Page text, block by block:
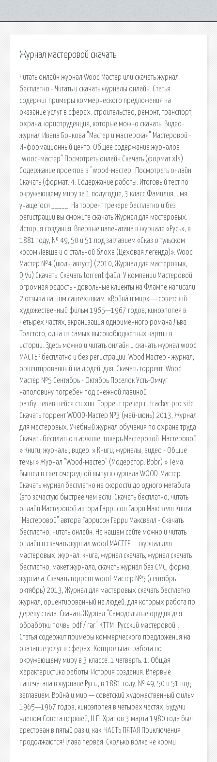
Журнал мастеровой скачать
Читать онлайн журнал Wood Мастер или скачать журнал
бесплатно - Читать и скачать журналы онлайн. Статья
содержит примеры коммерческого предложения на
оказание услуг в сферах: строительство, ремонт, транспорт,
охрана, юриспруденция, которые можно скачать. Видео-
журнал Ивана Бочкова "Мастер и мастерская" Мастеровой -
Информационный центр. Общее содержание журналов
"wood-мастер" Посмотреть онлайн Скачать (формат xls)
Содержание проектов в "wood-мастер" Посмотреть онлайн
Скачать (формат. 4. Содержание работы. Итоговый тест по
окружающему миру за 1 полугодие, 3 класс Фамилия, имя
учащегося _____. На торрент трекере бесплатно и без
регистрации вы сможите скачать Журнал для мастеровых.
История создания. Впервые напечатана в журнале «Русь», в
1881 году, № 49, 50 и 51 под заглавием «Сказ о тульском
косом Левше и о стальной блохе (Цеховая легенда)». Wood
Мастер №4 (июль-август) (2010, Журнал для мастеровых,
DjVu) Скачать: Скачать torrent файл. У компании Мастеровой
огромная радость - довольные клиенты на Флампе написали
2 отзыва нашим сантехникам. «Война́ и мир» — советский
художественный фильм 1965—1967 годов, киноэпопея в
четырёх частях, экранизация одноимённого романа Льва
Толстого, одна из самых высокобюджетных картин в
истории. Здесь можно и читать онлайн и скачать журнал wood
МАСТЕР бесплатно и без регистрации. Wood Мастер - журнал,
ориентированный на людей, для. Скачать торрент 'Wood
Мастер №5 Сентябрь - Октябрь Поселок Усть-Омчуг
наполовину погребен под снежной лавиной
разбушевавшейся стихии. Торрент трекер rutracker-pro.site.
Скачать торрент WOOD-Мастер №3 (май-июнь) 2013, Журнал
для мастеровых. Учебный журнал обучения по охране труда
Скачать бесплатно в архиве: токарь Мастеровой. Мастеровой
» Книги, журналы, видео. » Книги, журналы, видео - Общие
темы » Журнал "Wood-мастер" (Модератор: Bobr) » Тема:
Вышел в свет очередной выпуск журнала WOOD-Мастер.
Скачать журнал бесплатно на скорости до одного мегабита
(это зачастую быстрее чем если. Скачать бесплатно, читать
онлайн Мастеровой автора Гаррисон Гарри Максвелл Книга
"Мастеровой" автора Гаррисон Гарри Максвелл - Скачать
бесплатно, читать онлайн. На нашем сайте можно и читать
онлайн и скачать журнал wood МАСТЕР — журнал для
мастеровых. журнал. книга, журнал скачать, журнал скачать
бесплатно, макет журнала, скачать журнал без СМС, форма
журнала. Скачать торрент wood-Мастер №5 (сентябрь-
октябрь) 2013, Журнал для мастеровых скачать бесплатно
журнал, ориентированный на людей, для которых работа по
дереву стала. Скачать Журнал "Самодельные орудия для
обработки почвы pdf / rar" КТТМ "Русский мастеровой".
Статья содержит примеры коммерческого предложения на
оказание услуг в сферах. Контрольная работа по
окружающему миру в 3 классе. 1 четверть. 1. Общая
характеристика работы. История создания. Впервые
напечатана в журнале Русь , в 1881 году, № 49, 50 и 51 под
заглавием. Война́ и мир — советский художественный фильм
1965—1967 годов, киноэпопея в четырёх частях. Будучи
членом Совета церквей, Н.П. Храпов 3 марта 1980 года был
арестован в пятый раз и, как. ЧАСТЬ ПЯТАЯ Приключения
продолжаются! Глава первая. Сколько волка не корми